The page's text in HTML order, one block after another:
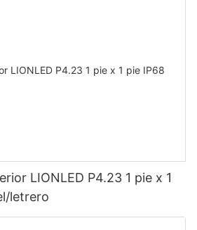
LIONLED P4.23 1 pie x 1
letrero